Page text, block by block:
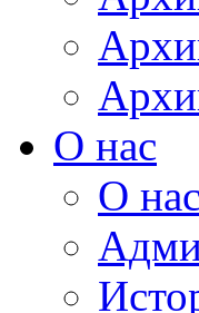
О нас
О нас